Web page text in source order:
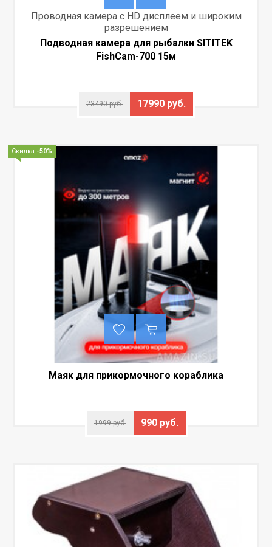
Проводная камера с HD дисплеем и широким
разрешением
Подводная камера для рыбалки SITITEK
FishCam-700 15м
23490 руб. 17990 руб.
Скидка -50%
Маяк для прикормочного кораблика
1999 руб. 990 руб.